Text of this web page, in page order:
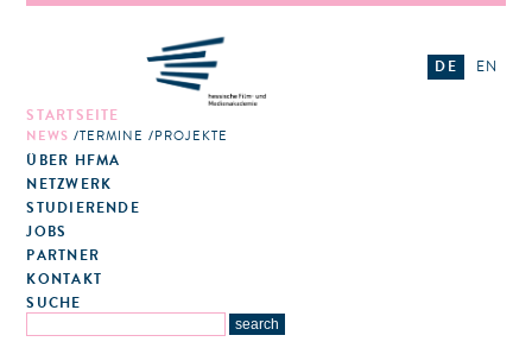
STARTSEITE
NEWS TERMINE PROJEKTE
ÜBER HFMA
NETZWERK
STUDIERENDE
JOBS
PARTNER
KONTAKT
SUCHE
DE EN